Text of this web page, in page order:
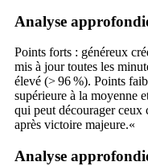
Analyse
Points forts : généreux
mis à jour toutes les
élevé (> 96 %). Points
supérieure à la moyenne
qui peut décourager ceux
après victoire majeure.«
Analyse